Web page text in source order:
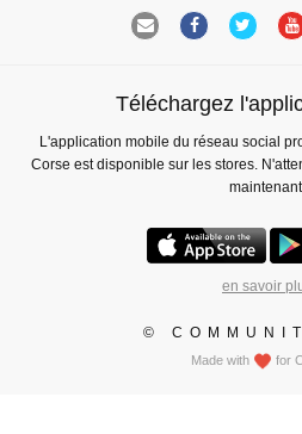
Téléchargez
L'application mobile du réseau social
Corse est disponible sur les stores.
en savoir
©
Made with for